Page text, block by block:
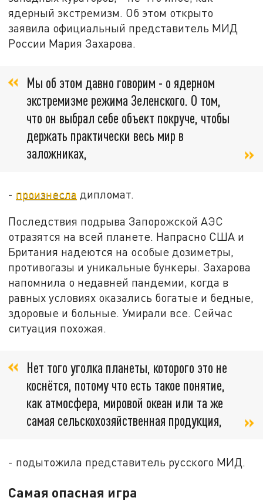
ядерный экстремизм. Об этом открыто
заявила официальный представитель МИД
России Мария Захарова.
Мы об этом давно говорим - о ядерном
экстремизме режима Зеленского. О том,
что он выбрал себе объект покруче, чтобы
держать практически весь мир в
заложниках,
- произнесла дипломат.
Последствия подрыва Запорожской АЭС
отразятся на всей планете. Напрасно США и
Британия надеются на особые дозиметры,
противогазы и уникальные бункеры. Захарова
напомнила о недавней пандемии, когда в
равных условиях оказались богатые и бедные,
здоровые и больные. Умирали все. Сейчас
ситуация похожая.
Нет того уголка планеты, которого это не
коснётся, потому что есть такое понятие,
как атмосфера, мировой океан или та же
самая сельскохозяйственная продукция,
- подытожила представитель русского МИД.
Самая опасная игра